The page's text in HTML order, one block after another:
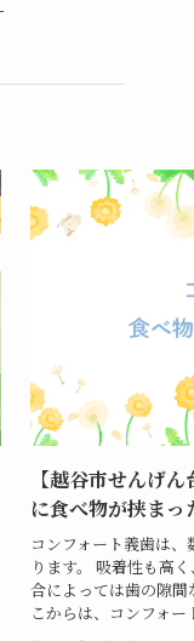
【越谷市せんげ
に食べ物が挟まっ
コンフォート義歯は
ります。 吸着性も高
合によっては歯の隙間
こからは、コンフォ